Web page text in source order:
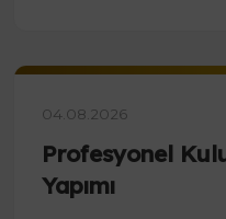
04.08.2026
Profesyonel
Yapımı